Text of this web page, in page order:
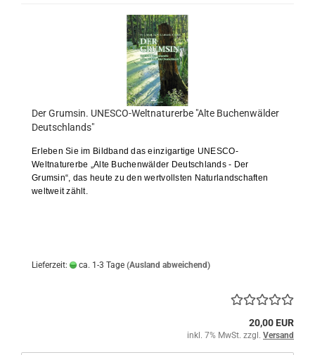
Der Grumsin. UNESCO-Weltnaturerbe "Alte Buchenwälder
Deutschlands"
Erleben Sie im Bildband das einzigartige UNESCO-
Weltnaturerbe „Alte Buchenwälder Deutschlands - Der
Grumsin“, das heute zu den wertvollsten Naturlandschaften
weltweit zählt.
Lieferzeit: ca. 1-3 Tage (Ausland abweichend)
20,00 EUR
inkl. 7% MwSt. zzgl. Versand